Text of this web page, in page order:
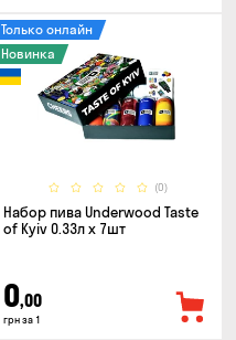
(0)
Только онлайн
Новинка
Набор пива Underwood Taste
of Kyiv 0.33л x 7шт
0,00
грн за 1